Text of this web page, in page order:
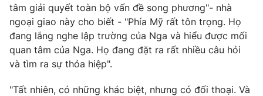
Video Shorts video
VTV Money VTV Thể thao
VTV Sức khoẻ Bất động sản
tâm giải quyết toàn bộ vấn đề song phương"- nhà
ngoại giao này cho biết - "Phía Mỹ rất tôn trọng. Họ
đang lắng nghe lập trường của Nga và hiểu được mối
quan tâm của Nga. Họ đang đặt ra rất nhiều câu hỏi
và tìm ra sự thỏa hiệp".
"Tất nhiên, có những khác biệt, nhưng có đối thoại. Và